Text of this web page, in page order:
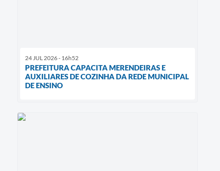
24 JUL 2026 - 16h52
PREFEITURA CAPACITA MERENDEIRAS E
AUXILIARES DE COZINHA DA REDE MUNICIPAL
DE ENSINO